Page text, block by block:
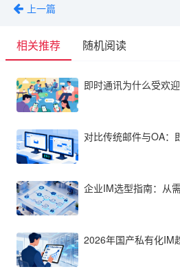
上一篇
相关推荐 随机阅读
即时通讯为什么受欢迎